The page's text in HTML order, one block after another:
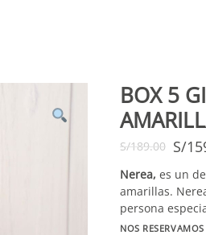
BOX 5
S/189.00 S/
Nerea, es un
amarillas.
persona
NOS